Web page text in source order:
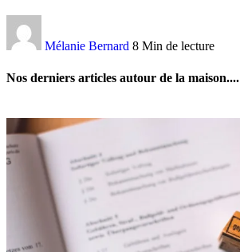
Mélanie Bernard 8 Min de lecture
Nos derniers articles autour de la maison....